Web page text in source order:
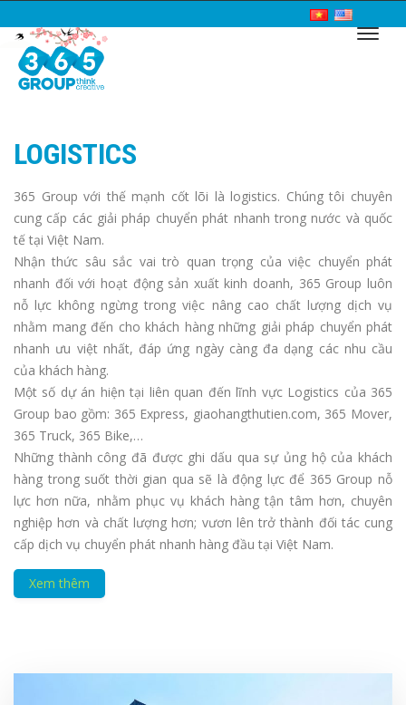
LOGISTICS
365 Group với thế mạnh cốt lõi là logistics. Chúng tôi chuyên
cung cấp các giải pháp chuyển phát nhanh trong nước và quốc
tế tại Việt Nam.
Nhận thức sâu sắc vai trò quan trọng của việc chuyển phát
nhanh đối với hoạt động sản xuất kinh doanh, 365 Group luôn
nỗ lực không ngừng trong việc nâng cao chất lượng dịch vụ
nhằm mang đến cho khách hàng những giải pháp chuyển phát
nhanh ưu việt nhất, đáp ứng ngày càng đa dạng các nhu cầu
của khách hàng.
Một số dự án hiện tại liên quan đến lĩnh vực Logistics của 365
Group bao gồm: 365 Express, giaohangthutien.com, 365 Mover,
365 Truck, 365 Bike,…
Những thành công đã được ghi dấu qua sự ủng hộ của khách
hàng trong suốt thời gian qua sẽ là động lực để 365 Group nỗ
lực hơn nữa, nhằm phục vụ khách hàng tận tâm hơn, chuyên
nghiệp hơn và chất lượng hơn; vươn lên trở thành đối tác cung
cấp dịch vụ chuyển phát nhanh hàng đầu tại Việt Nam.
Xem thêm